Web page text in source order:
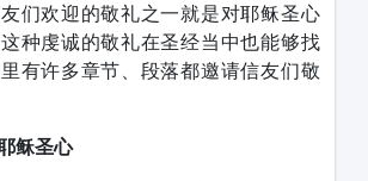
们欢迎的敬礼之一就是对耶稣圣心
种虔诚的敬礼在圣经当中也能够找
有许多章节、段落都邀请信友们敬
稣圣心